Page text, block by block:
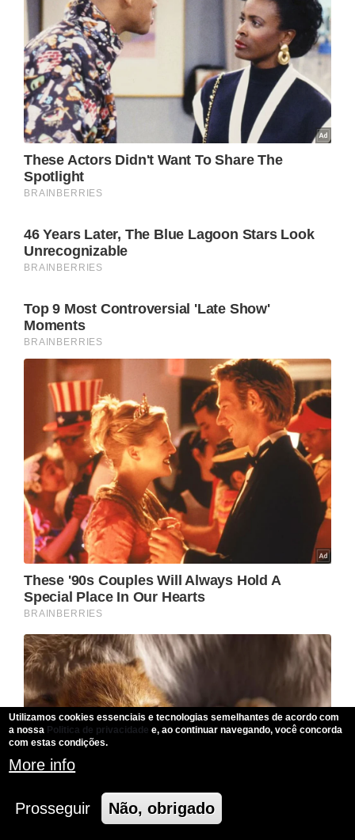
Utilizamos cookies essenciais e tecnologias semelhantes de acordo com
a nossa Politica de privacidade e, ao continuar navegando, você concorda
com estas condições.
More info
Prosseguir Não, obrigado